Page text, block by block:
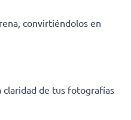
convirtiéndolos en
claridad de tus fotografías